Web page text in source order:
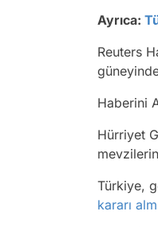
Ayrıca:
Reuters
Haberini
Hürriyet
Türkiye,
kararı